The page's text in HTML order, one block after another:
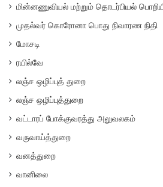
மின்னணுவியல் மற்றும் தொடர்பியல்
முதல்வர் கொரோனா பொது நிவாரண நிதி
மோசடி
ரயில்வே
லஞ்ச ஒழிப்புத் துறை
லஞ்ச ஒழிப்புத்துறை
வட்டாரப் போக்குவரத்து அலுவலகம்
வருவாய்த்துறை
வனத்துறை
வானிலை